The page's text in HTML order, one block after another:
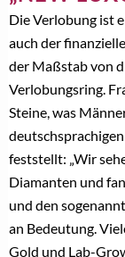
Die Verlobung ist
auch der
der Maßstab von
Verlobungsring.
Steine, was
feststellt: „Wir
Diamanten und
und den
an Bedeutung.
Gold und Lab-